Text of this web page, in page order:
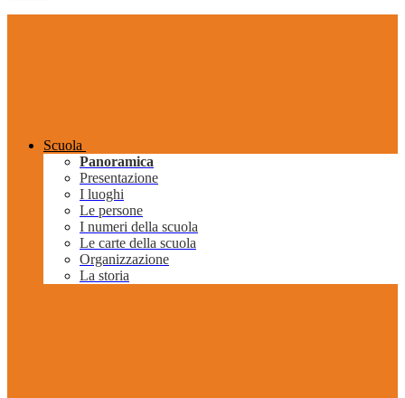
Scuola
Panoramica
Presentazione
I luoghi
Le persone
I numeri della scuola
Le carte della scuola
Organizzazione
La storia